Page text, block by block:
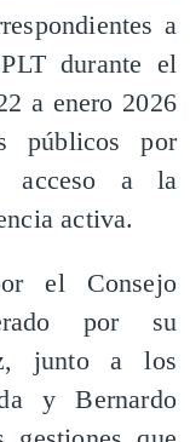
a
durante el
a enero 2026
públicos por
acceso a la
activa.
el Consejo
por su
junto a los
y Bernardo